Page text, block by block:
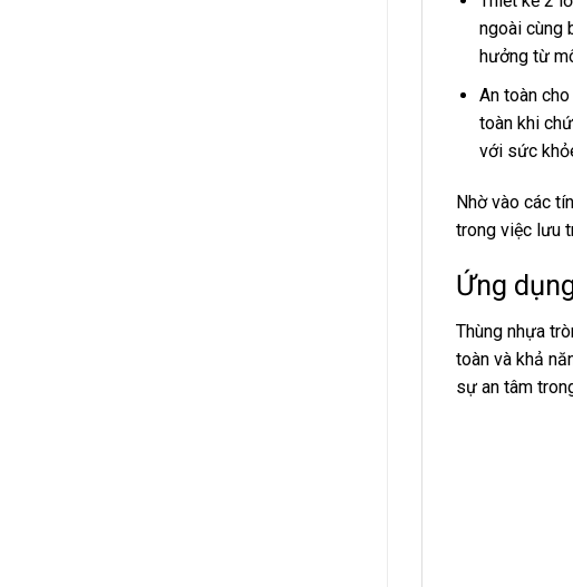
ngoài cùng
hưởng từ
An toàn
toàn khi
với sức
Nhờ vào các
trong việc lưu
Ứng
Thùng nhựa
toàn và khả
sự an tâm